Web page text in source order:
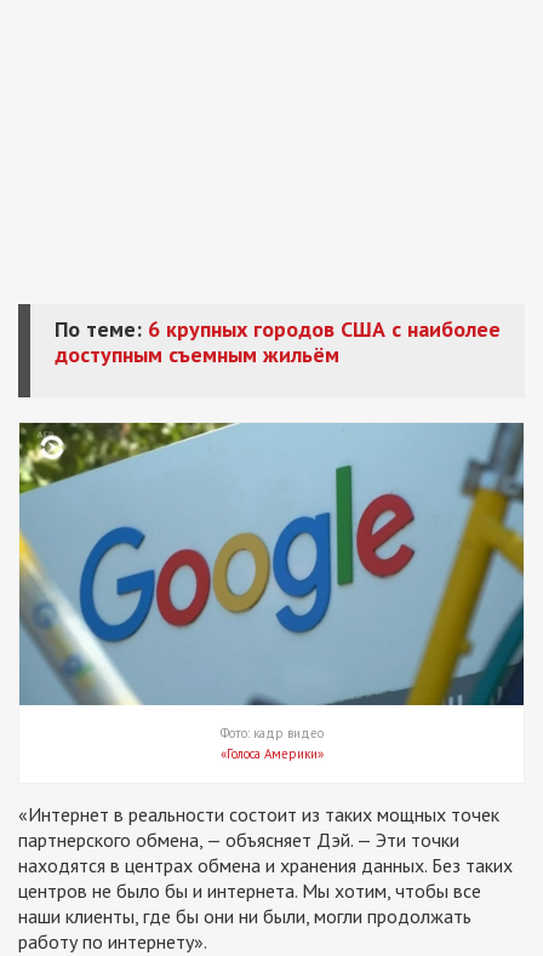
По теме: 6 крупных городов США с наиболее
доступным съемным жильём
Фото: кадр видео
«Голоса Америки»
«Интернет в реальности состоит из таких мощных точек
партнерского обмена, — объясняет Дэй. — Эти точки
находятся в центрах обмена и хранения данных. Без таких
центров не было бы и интернета. Мы хотим, чтобы все
наши клиенты, где бы они ни были, могли продолжать
работу по интернету».